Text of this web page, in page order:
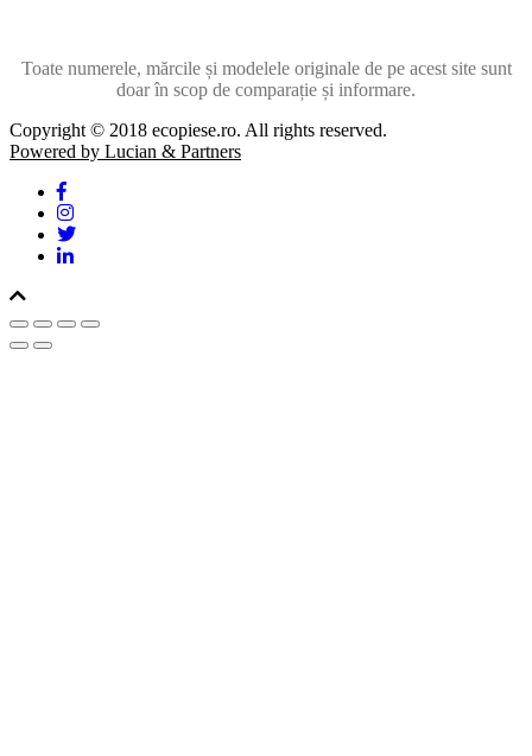
Toate numerele, mărcile și modelele originale de pe acest site sunt
doar în scop de comparație și informare.
Copyright © 2018 ecopiese.ro. All rights reserved.
Powered by Lucian & Partners